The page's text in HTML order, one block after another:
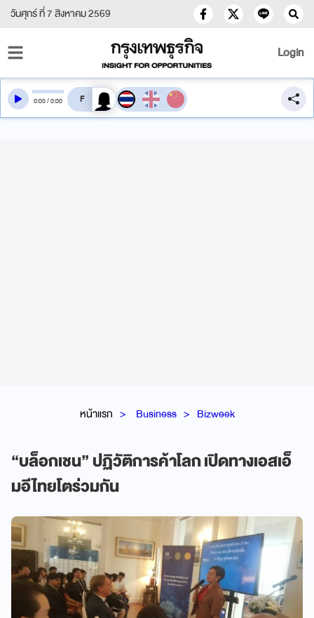
วันศุกร์ ที่ 7 สิงหาคม 2569
Login
หน้าแรก Business Bizweek
“บล็อกเชน” ปฏิวัติการค้าโลก เปิดทางเอสเอ็
มอีไทยโตร่วมกัน
0:00/0:00 สลับเสียงอ่าน